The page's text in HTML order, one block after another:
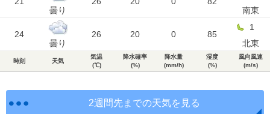
曇り
南東
24
曇り
26 20 0 85
1
北東
時刻 天気
気温
(℃)
降水確率
(%)
降水量
(mm/h)
湿度
(%)
風向風速
(m/s)
2週間先までの天気を見る